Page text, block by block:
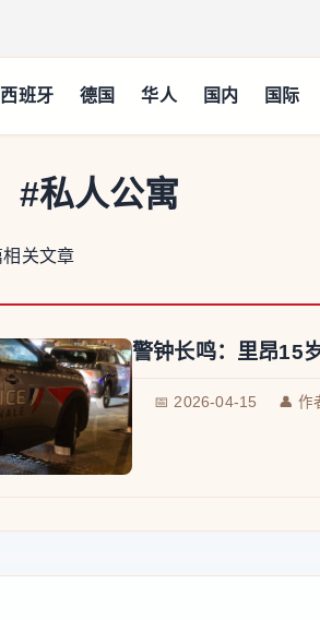
西班牙 德国 华人 国内 国际
#私人公寓
相关文章
警钟长鸣：里昂15
📅 2026-04-15 👤 作